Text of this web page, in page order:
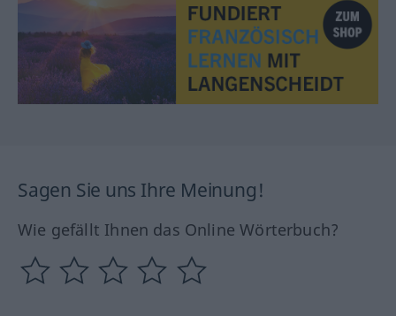
Sagen Sie uns Ihre Meinung!
Wie gefällt Ihnen das Online Wörterbuch?